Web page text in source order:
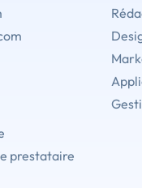
prestataire